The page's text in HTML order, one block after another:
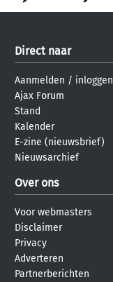
Direct naar
Aanmelden / inloggen
Ajax Forum
Stand
Kalender
E-zine (nieuwsbrief)
Nieuwsarchief
Over ons
Voor webmasters
Disclaimer
Privacy
Adverteren
Partnerberichten